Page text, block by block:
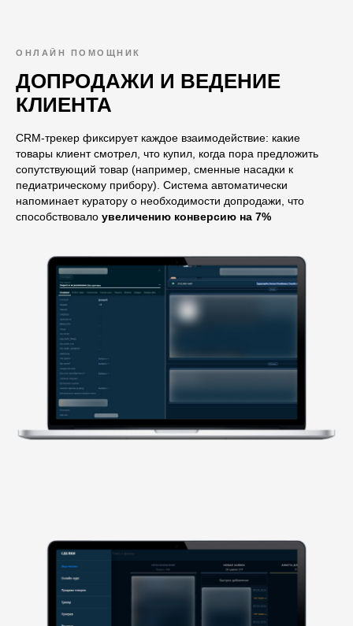
ОНЛАЙН ПОМОЩНИК
ДОПРОДАЖИ И ВЕДЕНИЕ
КЛИЕНТА
CRM-трекер фиксирует каждое взаимодействие: какие
товары клиент смотрел, что купил, когда пора предложить
сопутствующий товар (например, сменные насадки к
педиатрическому прибору). Система автоматически
напоминает куратору о необходимости допродажи, что
способствовало увеличению конверсию на 7%